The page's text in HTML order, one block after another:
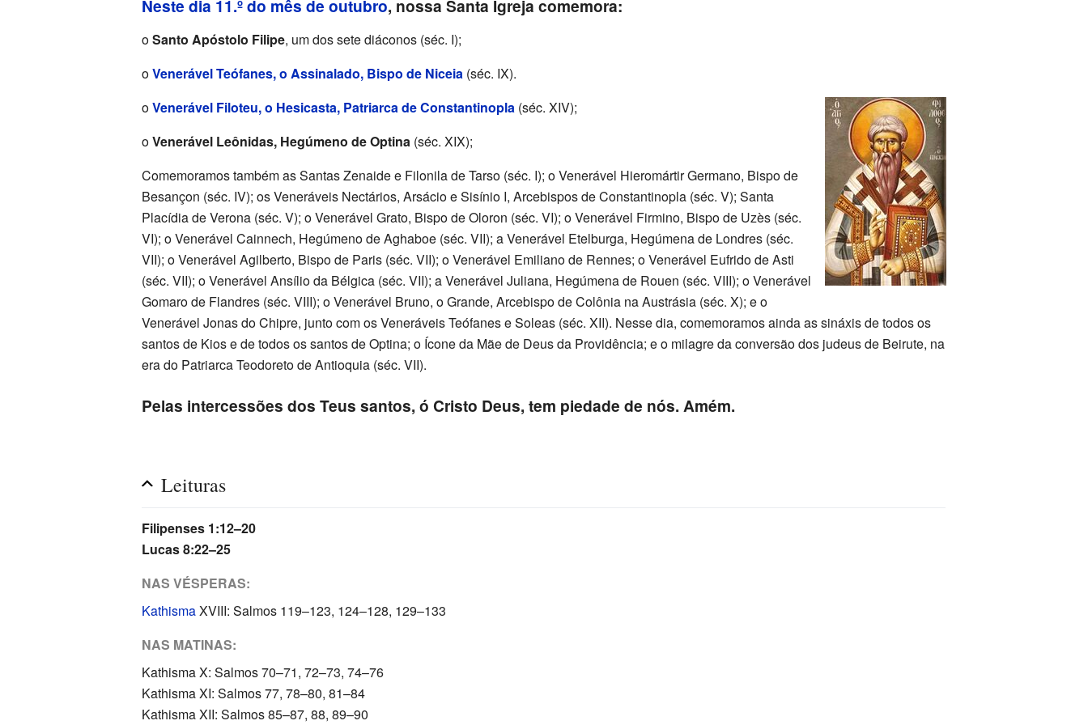
Neste dia 11.º do mês de outubro, nossa Santa Igreja comemora:
oSanto Apóstolo Filipe, um dos sete diáconos (séc. I);
oVenerável Teófanes, o Assinalado, Bispo de Niceia (séc. IX).
oVenerável Filoteu, o Hesicasta, Patriarca de Constantinopla (séc. XIV);
oVenerável Leônidas, Hegúmeno de Optina (séc. XIX);
Comemoramos também as Santas Zenaide e Filonila de Tarso (séc. I); o Venerável Hieromártir Germano, Bispo de
Besançon (séc. IV); os Veneráveis Nectários, Arsácio e Sisínio I, Arcebispos de Constantinopla (séc. V); Santa
Placídia de Verona (séc. V); o Venerável Grato, Bispo de Oloron (séc. VI); o Venerável Firmino, Bispo de Uzès (séc.
VI); o Venerável Cainnech, Hegúmeno de Aghaboe (séc. VII); a Venerável Etelburga, Hegúmena de Londres (séc.
VII); o Venerável Agilberto, Bispo de Paris (séc. VII); o Venerável Emiliano de Rennes; o Venerável Eufrido de Asti
(séc. VII); o Venerável Ansílio da Bélgica (séc. VII); a Venerável Juliana, Hegúmena de Rouen (séc. VIII); o Venerável
Gomaro de Flandres (séc. VIII); o Venerável Bruno, o Grande, Arcebispo de Colônia na Austrásia (séc. X); e o
Venerável Jonas do Chipre, junto com os Veneráveis Teófanes e Soleas (séc. XII). Nesse dia, comemoramos ainda as sináxis de todos os
santos de Kios e de todos os santos de Optina; o Ícone da Mãe de Deus da Providência; e o milagre da conversão dos judeus de Beirute, na
era do Patriarca Teodoreto de Antioquia (séc. VII).
Pelas intercessões dos Teus santos, ó Cristo Deus, tem piedade de nós. Amém.
Leituras
Filipenses 1:12–20
Lucas 8:22–25
NAS VÉSPERAS:
KathismaXVIII: Salmos 119–123, 124–128, 129–133
NAS MATINAS:
Kathisma X: Salmos 70–71, 72–73, 74–76
Kathisma XI: Salmos 77, 78–80, 81–84
Kathisma XII: Salmos 85–87, 88, 89–90